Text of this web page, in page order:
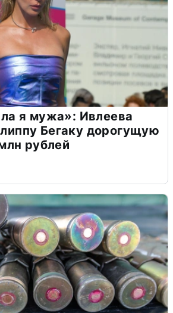
я мужа»: Ивлеева
Бегаку дорогущую
рублей